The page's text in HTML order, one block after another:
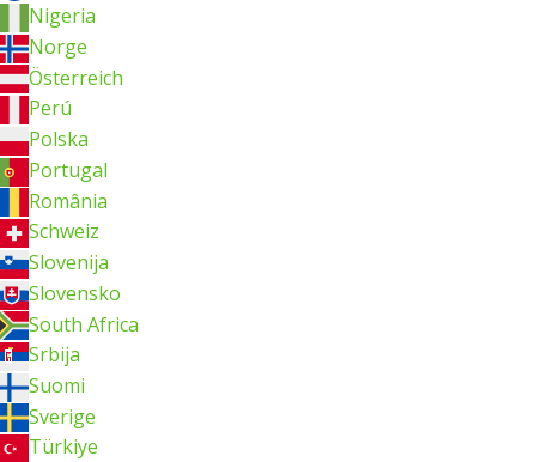
Nigeria
Norge
Österreich
Perú
Polska
Portugal
România
Schweiz
Slovenija
Slovensko
South Africa
Srbija
Suomi
Sverige
Türkiye